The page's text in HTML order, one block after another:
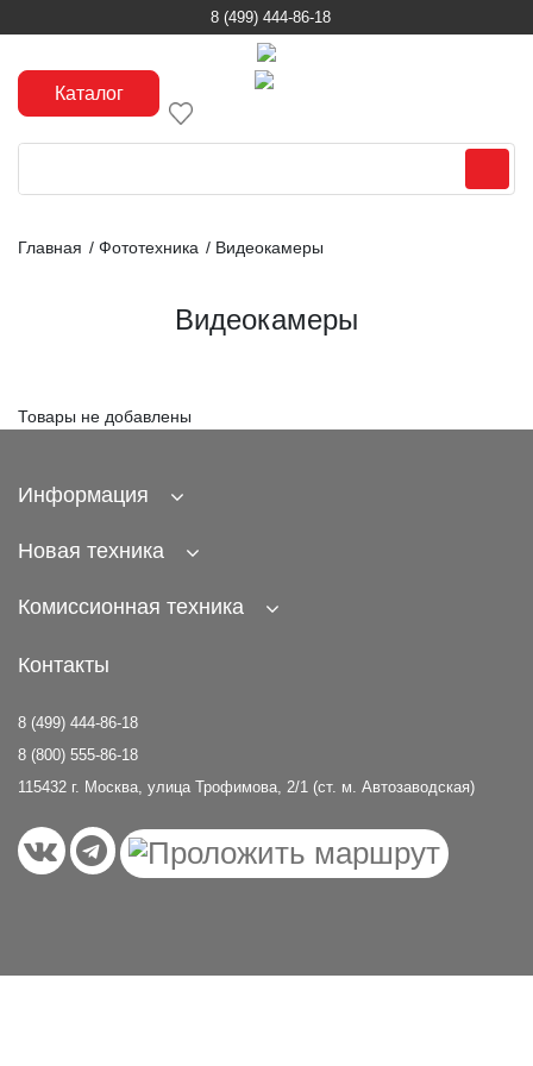
8 (499) 444-86-18
Каталог
Главная / Фототехника / Видеокамеры
Видеокамеры
Товары не добавлены
Информация
Новая техника
Комиссионная техника
Контакты
8 (499) 444-86-18
8 (800) 555-86-18
115432 г. Москва, улица Трофимова, 2/1 (ст. м. Автозаводская)